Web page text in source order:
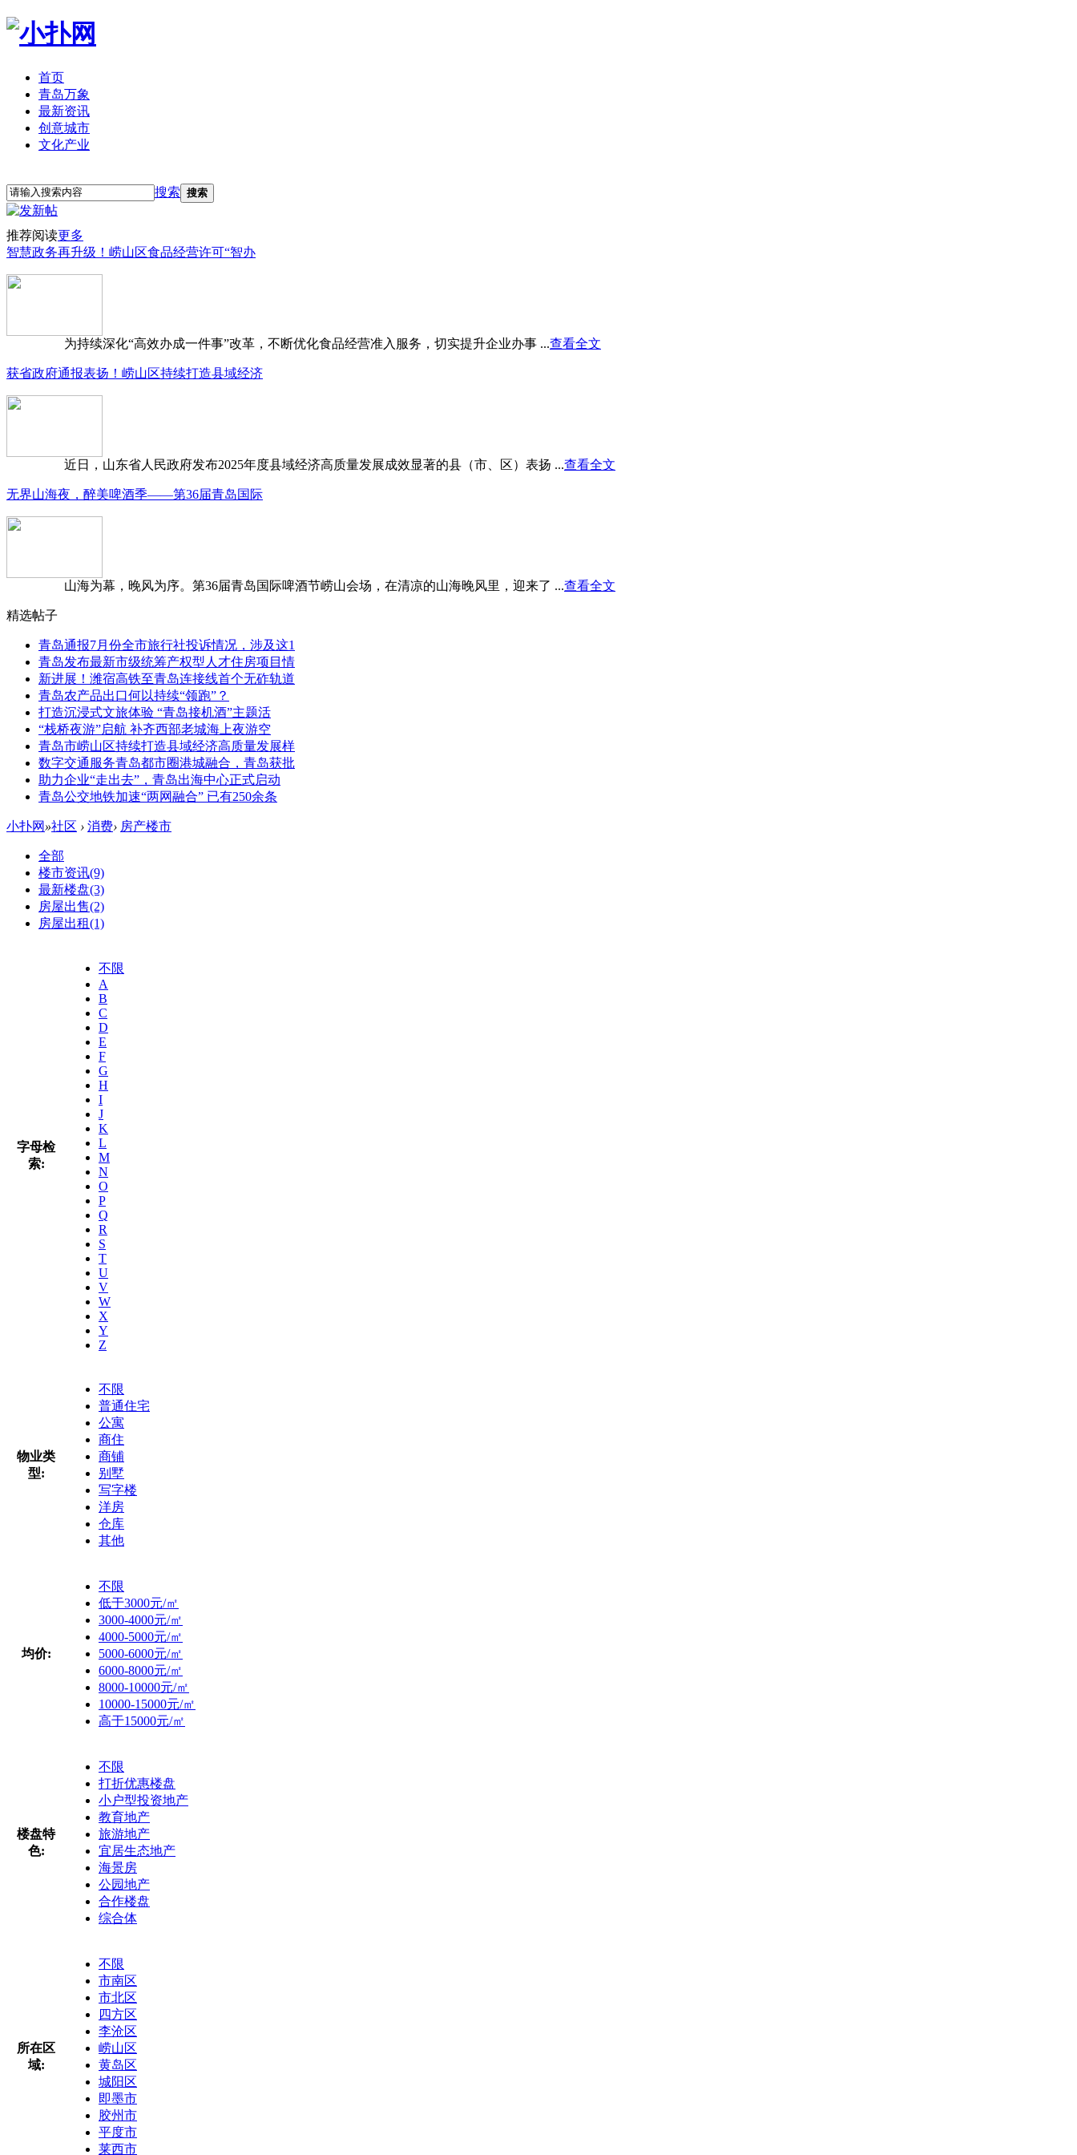
首页
青岛万象
最新资讯
创意城市
文化产业
搜索 搜索
推荐阅读更多
智慧政务再升级！崂山区食品经营许可“智办
为持续深化“高效办成一件事”改革，不断优化食品经营准入服务，切实提升企业办事 ...查看全文
获省政府通报表扬！崂山区持续打造县域经济
近日，山东省人民政府发布2025年度县域经济高质量发展成效显著的县（市、区）表扬 ...查看全文
无界山海夜，醉美啤酒季——第36届青岛国际
山海为幕，晚风为序。第36届青岛国际啤酒节崂山会场，在清凉的山海晚风里，迎来了 ...查看全文
精选帖子
青岛通报7月份全市旅行社投诉情况，涉及这1
青岛发布最新市级统筹产权型人才住房项目情
新进展！潍宿高铁至青岛连接线首个无砟轨道
青岛农产品出口何以持续“领跑”？
打造沉浸式文旅体验 “青岛接机酒”主题活
“栈桥夜游”启航 补齐西部老城海上夜游空
青岛市崂山区持续打造县域经济高质量发展样
数字交通服务青岛都市圈港城融合，青岛获批
助力企业“走出去”，青岛出海中心正式启动
青岛公交地铁加速“两网融合” 已有250余条
小扑网 »社区 › 消费› 房产楼市
全部
楼市资讯(9)
最新楼盘(3)
房屋出售(2)
房屋出租(1)
字母检
索:
不限
A
B
C
D
E
F
G
H
I
J
K
L
M
N
O
P
Q
R
S
T
U
V
W
X
Y
Z
物业类
型:
不限
普通住宅
公寓
商住
商铺
别墅
写字楼
洋房
仓库
其他
均价:
不限
低于3000元/㎡
3000-4000元/㎡
4000-5000元/㎡
5000-6000元/㎡
6000-8000元/㎡
8000-10000元/㎡
10000-15000元/㎡
高于15000元/㎡
楼盘特
色:
不限
打折优惠楼盘
小户型投资地产
教育地产
旅游地产
宜居生态地产
海景房
公园地产
合作楼盘
综合体
所在区
域:
不限
市南区
市北区
四方区
李沧区
崂山区
黄岛区
城阳区
即墨市
胶州市
平度市
莱西市